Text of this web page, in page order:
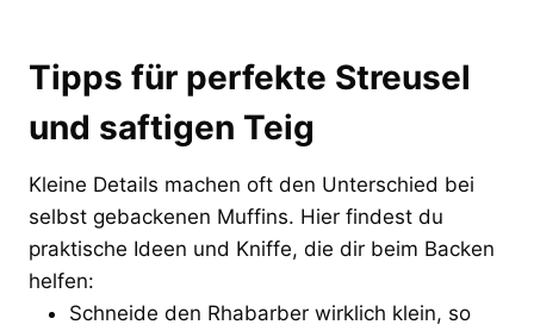
Tipps für perfekte Streusel
und saftigen Teig
Kleine Details machen oft den Unterschied bei
selbst gebackenen Muffins. Hier findest du
praktische Ideen und Kniffe, die dir beim Backen
helfen:
Schneide den Rhabarber wirklich klein, so